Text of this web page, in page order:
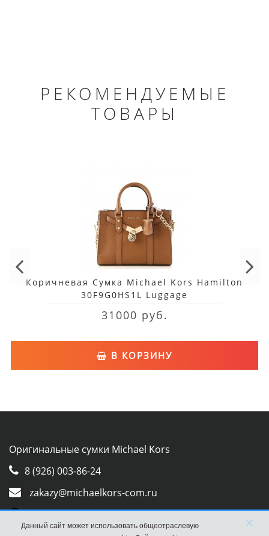
РЕКОМЕНДУЕМЫЕ
ТОВАРЫ
Коричневая Сумка Michael Kors Hamilton
30F9G0HS1L Luggage
31000 руб.
В КОРЗИНУ
Оригинальные сумки Michael Kors
8 (926) 003-86-24
zakazy@michaelkors-com.ru
Whatsapp
Данный сайт может использовать общеотраслевую
×